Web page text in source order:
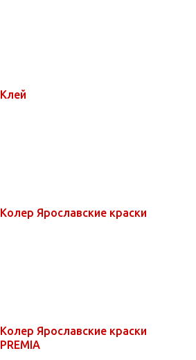
Клей
Колер Ярославские краски
Колер Ярославские краски
PREMIA